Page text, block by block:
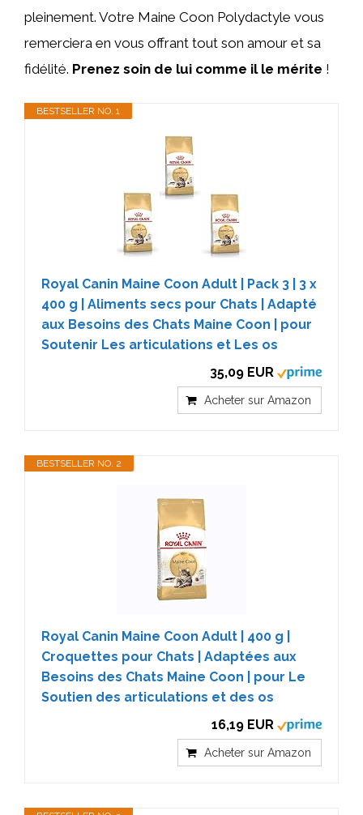
pleinement. Votre Maine Coon Polydactyle vous
remerciera en vous offrant tout son amour et sa
fidélité. Prenez soin de lui comme il le mérite !
BESTSELLER NO. 1
Royal Canin Maine Coon Adult | Pack 3 | 3 x
400 g | Aliments secs pour Chats | Adapté
aux Besoins des Chats Maine Coon | pour
Soutenir Les articulations et Les os
35,09 EUR
Acheter sur Amazon
BESTSELLER NO. 2
Royal Canin Maine Coon Adult | 400 g |
Croquettes pour Chats | Adaptées aux
Besoins des Chats Maine Coon | pour Le
Soutien des articulations et des os
16,19 EUR
Acheter sur Amazon